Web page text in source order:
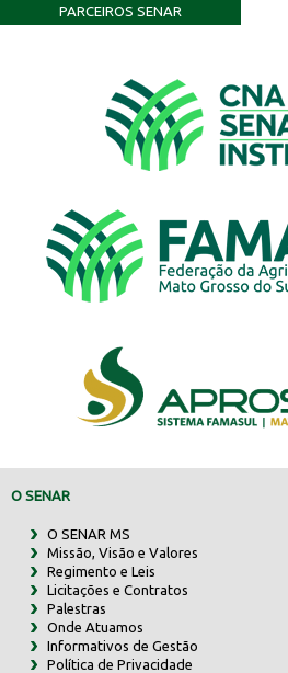
PARCEIROS SENAR
O SENAR
O SENAR MS
Missão, Visão e Valores
Regimento e Leis
Licitações e Contratos
Palestras
Onde Atuamos
Informativos de Gestão
Política de Privacidade